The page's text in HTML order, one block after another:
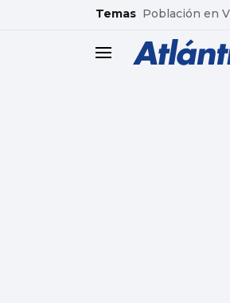
common.go-to-content
Temas Población en
header.menu.open